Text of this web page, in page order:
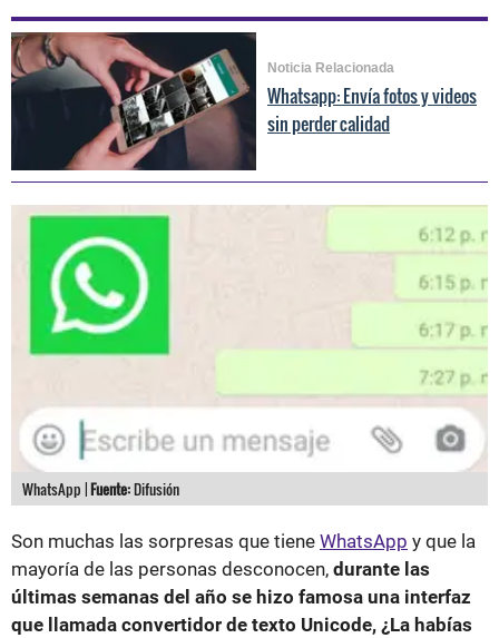
Noticia Relacionada
Whatsapp: Envía fotos y videos
sin perder calidad
WhatsApp |Fuente:Difusión
Son muchas las sorpresas que tiene WhatsApp y que la
mayoría de las personas desconocen, durante las
últimas semanas del año se hizo famosa una interfaz
que llamada convertidor de texto Unicode, ¿La habías